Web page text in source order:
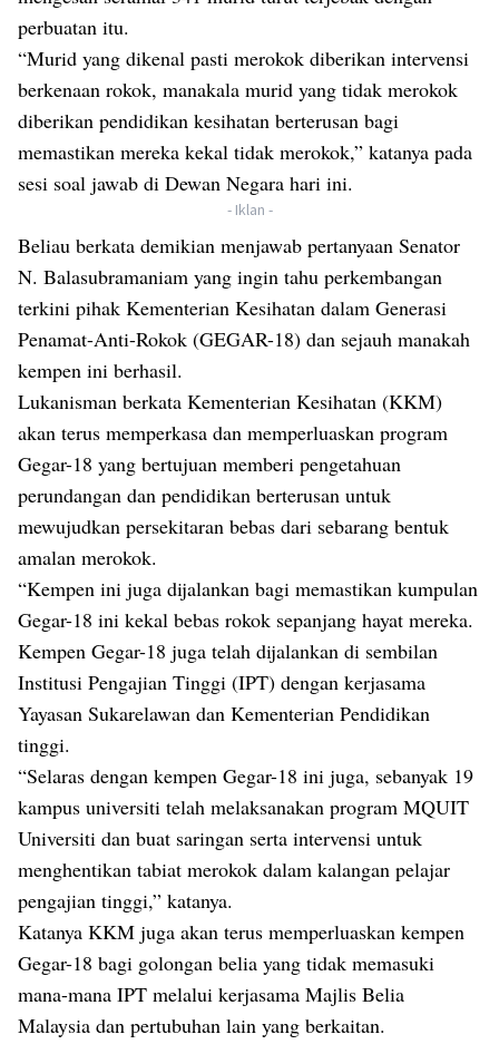
perbuatan itu.
“Murid yang dikenal pasti merokok diberikan intervensi
berkenaan rokok, manakala murid yang tidak merokok
diberikan pendidikan kesihatan berterusan bagi
memastikan mereka kekal tidak merokok,” katanya pada
sesi soal jawab di Dewan Negara hari ini.
- Iklan -
Beliau berkata demikian menjawab pertanyaan Senator
N. Balasubramaniam yang ingin tahu perkembangan
terkini pihak Kementerian Kesihatan dalam Generasi
Penamat-Anti-Rokok (GEGAR-18) dan sejauh manakah
kempen ini berhasil.
Lukanisman berkata Kementerian Kesihatan (KKM)
akan terus memperkasa dan memperluaskan program
Gegar-18 yang bertujuan memberi pengetahuan
perundangan dan pendidikan berterusan untuk
mewujudkan persekitaran bebas dari sebarang bentuk
amalan merokok.
“Kempen ini juga dijalankan bagi memastikan kumpulan
Gegar-18 ini kekal bebas rokok sepanjang hayat mereka.
Kempen Gegar-18 juga telah dijalankan di sembilan
Institusi Pengajian Tinggi (IPT) dengan kerjasama
Yayasan Sukarelawan dan Kementerian Pendidikan
tinggi.
“Selaras dengan kempen Gegar-18 ini juga, sebanyak 19
kampus universiti telah melaksanakan program MQUIT
Universiti dan buat saringan serta intervensi untuk
menghentikan tabiat merokok dalam kalangan pelajar
pengajian tinggi,” katanya.
Katanya KKM juga akan terus memperluaskan kempen
Gegar-18 bagi golongan belia yang tidak memasuki
mana-mana IPT melalui kerjasama Majlis Belia
Malaysia dan pertubuhan lain yang berkaitan.